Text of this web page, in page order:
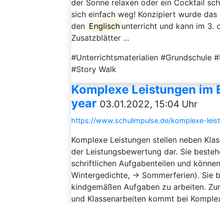
der Sonne relaxen oder ein Cocktail
sich einfach weg! Konzipiert wurde
den Englisch unterricht und kann im 3.
Zusatzblätter ...
#Unterrichtsmaterialien #Grundschule
#Story Walk
Komplexe Leistungen
year 03.01.2022, 15:04 Uhr
https://www.schulimpulse.de/komplexe-
Komplexe Leistungen stellen neben
der Leistungsbewertung dar. Sie
schriftlichen Aufgabenteilen und
Wintergedichte, → Sommerferien). Sie
kindgemäßen Aufgaben zu arbeiten.
und Klassenarbeiten kommt bei